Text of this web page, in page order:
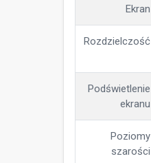
Ekran
Rozdzielczość
Podświetlenie
ekranu
Poziomy
szarości